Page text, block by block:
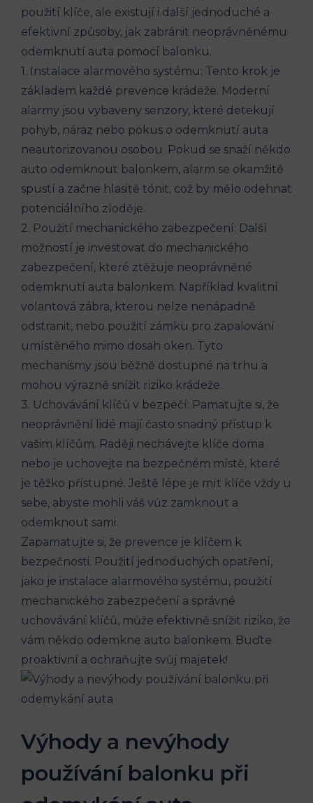
použití klíče, ale existují i další ​jednoduché a
efektivní způsoby, jak zabránit neoprávněnému ​
odemknutí auta pomocí ⁢balonku.
1. Instalace alarmového systému: Tento krok⁢ je
‍základem každé prevence krádeže. Moderní
alarmy jsou vybaveny senzory,​ které detekují
pohyb, náraz nebo pokus o⁢ odemknutí auta
neautorizovanou osobou. Pokud se snaží někdo
auto⁣ odemknout balonkem, alarm se okamžitě
spustí a začne hlasitě tónit, což by mělo odehnat
potenciálního zloděje.
2. Použití mechanického zabezpečení: Další
možností‍ je investovat ⁣do mechanického
zabezpečení, které ztěžuje neoprávněné
odemknutí auta balonkem. Například kvalitní
volantová zábra, kterou nelze nenápadně
odstranit, ⁣nebo použití zámku ‌pro zapalování
umístěného mimo dosah oken. Tyto
mechanismy jsou běžně​ dostupné na trhu a
mohou výrazně snížit⁢ riziko krádeže.
3. Uchovávání klíčů v bezpečí:‌ Pamatujte si, že
neoprávnění lidé mají často ‍snadný přístup k
vašim klíčům. Raději ‌nechávejte klíče doma
nebo je uchovejte na bezpečném místě, které
je těžko​ přístupné. Ještě lépe je mít klíče vždy‌ u
sebe, abyste mohli váš ⁣vůz zamknout a
odemknout sami.
Zapamatujte si, že prevence je klíčem k
bezpečnosti.⁣ Použití jednoduchých opatření,
jako ​je ‍instalace alarmového systému, použití
mechanického zabezpečení a správné
uchovávání klíčů, může efektivně snížit riziko, že
vám někdo odemkne auto balonkem. Buďte
proaktivní a ochraňujte svůj majetek!
Výhody a nevýhody
‍používání balonku při